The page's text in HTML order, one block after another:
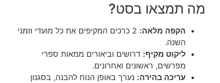
מה תמצאו בסט?
הקפה מלאה:
2 כרכים המקיפים את כל מועדי וזמני
השנה.
ליקוט מקיף:דרושים וביאורים ממאות ספרי
מפרשים, ראשונים ואחרונים.
עריכה בהירה:נערך באופן הנוח להבנה, בסגנון